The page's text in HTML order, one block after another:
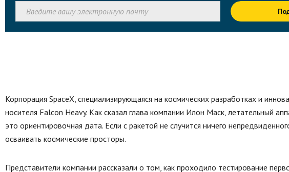
Корпорация SpaceX, специализирующаяся на космических разработках и
носителя Falcon Heavy. Как сказал глава компании Илон Маск, летательный
это ориентировочная дата. Если с ракетой не случится ничего
осваивать космические просторы.
Представители компании рассказали о том, как проходило тестирование